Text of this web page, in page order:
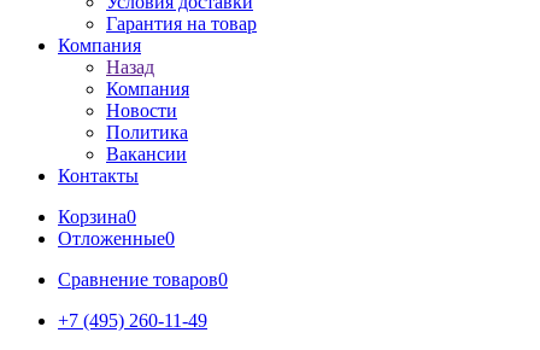
Гарантия на товар
Компания
Назад
Компания
Новости
Политика
Вакансии
Контакты
Корзина0
Отложенные0
Сравнение товаров0
+7 (495) 260-11-49